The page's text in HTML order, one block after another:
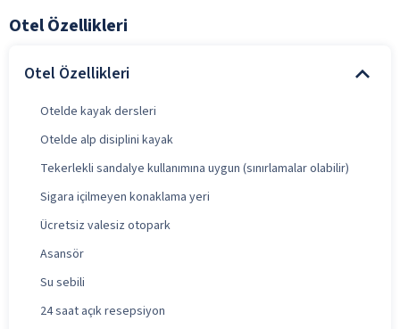
Otel Özellikleri
Otel Özellikleri
Otelde kayak dersleri
Otelde alp disiplini kayak
Tekerlekli sandalye kullanımına uygun (sınırlamalar olabilir)
Sigara içilmeyen konaklama yeri
Ücretsiz valesiz otopark
Asansör
Su sebili
24 saat açık resepsiyon